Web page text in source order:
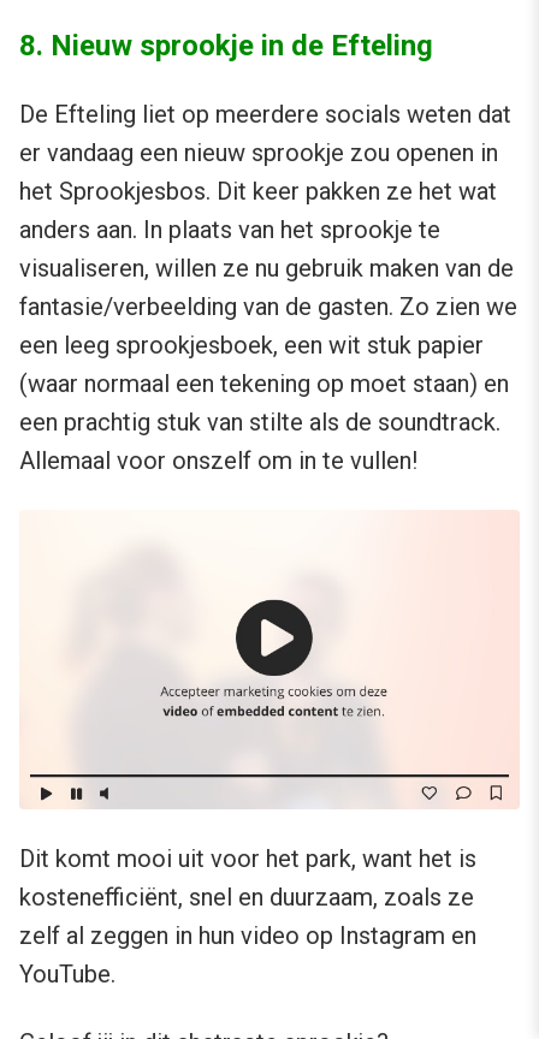
8. Nieuw sprookje in de Efteling
De Efteling liet op meerdere socials weten dat
er vandaag een nieuw sprookje zou openen in
het Sprookjesbos. Dit keer pakken ze het wat
anders aan. In plaats van het sprookje te
visualiseren, willen ze nu gebruik maken van de
fantasie/verbeelding van de gasten. Zo zien we
een leeg sprookjesboek, een wit stuk papier
(waar normaal een tekening op moet staan) en
een prachtig stuk van stilte als de soundtrack.
Allemaal voor onszelf om in te vullen!
Dit komt mooi uit voor het park, want het is
kostenefficiënt, snel en duurzaam, zoals ze
zelf al zeggen in hun video op Instagram en
YouTube.